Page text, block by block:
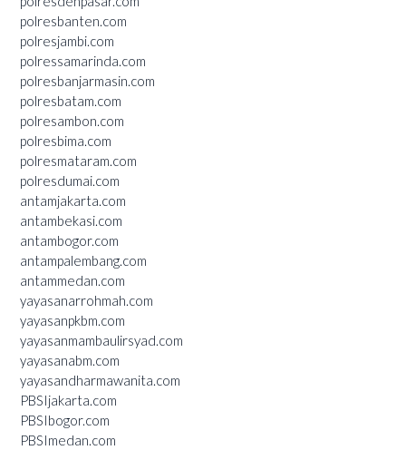
polresbanten.com
polresjambi.com
polressamarinda.com
polresbanjarmasin.com
polresbatam.com
polresambon.com
polresbima.com
polresmataram.com
polresdumai.com
antamjakarta.com
antambekasi.com
antambogor.com
antampalembang.com
antammedan.com
yayasanarrohmah.com
yayasanpkbm.com
yayasanmambaulirsyad.com
yayasanabm.com
yayasandharmawanita.com
PBSIjakarta.com
PBSIbogor.com
PBSImedan.com